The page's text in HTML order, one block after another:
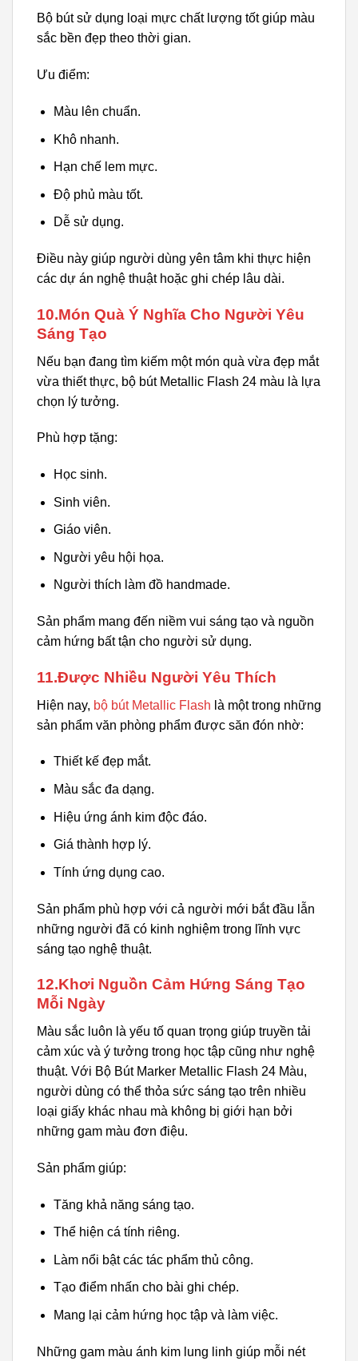
Bộ bút sử dụng loại mực chất lượng tốt giúp màu
sắc bền đẹp theo thời gian.
Ưu điểm:
Màu lên chuẩn.
Khô nhanh.
Hạn chế lem mực.
Độ phủ màu tốt.
Dễ sử dụng.
Điều này giúp người dùng yên tâm khi thực hiện
các dự án nghệ thuật hoặc ghi chép lâu dài.
10.Món Quà Ý Nghĩa Cho Người Yêu
Sáng Tạo
Nếu bạn đang tìm kiếm một món quà vừa đẹp mắt
vừa thiết thực, bộ bút Metallic Flash 24 màu là lựa
chọn lý tưởng.
Phù hợp tặng:
Học sinh.
Sinh viên.
Giáo viên.
Người yêu hội họa.
Người thích làm đồ handmade.
Sản phẩm mang đến niềm vui sáng tạo và nguồn
cảm hứng bất tận cho người sử dụng.
11.Được Nhiều Người Yêu Thích
Hiện nay, bộ bút Metallic Flash là một trong những
sản phẩm văn phòng phẩm được săn đón nhờ:
Thiết kế đẹp mắt.
Màu sắc đa dạng.
Hiệu ứng ánh kim độc đáo.
Giá thành hợp lý.
Tính ứng dụng cao.
Sản phẩm phù hợp với cả người mới bắt đầu lẫn
những người đã có kinh nghiệm trong lĩnh vực
sáng tạo nghệ thuật.
12.Khơi Nguồn Cảm Hứng Sáng Tạo
Mỗi Ngày
Màu sắc luôn là yếu tố quan trọng giúp truyền tải
cảm xúc và ý tưởng trong học tập cũng như nghệ
thuật. Với Bộ Bút Marker Metallic Flash 24 Màu,
người dùng có thể thỏa sức sáng tạo trên nhiều
loại giấy khác nhau mà không bị giới hạn bởi
những gam màu đơn điệu.
Sản phẩm giúp:
Tăng khả năng sáng tạo.
Thể hiện cá tính riêng.
Làm nổi bật các tác phẩm thủ công.
Tạo điểm nhấn cho bài ghi chép.
Mang lại cảm hứng học tập và làm việc.
Những gam màu ánh kim lung linh giúp mỗi nét